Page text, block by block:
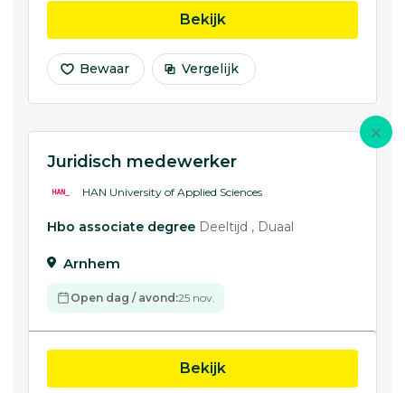
Bekijkopleiding Logistiek
Bewaar Vergelijk
Juridisch medewerker
HAN University of Applied Sciences
Hbo associate degree Deeltijd Duaal
Arnhem
Open dag / avond:25 nov.
Bekijkopleiding Juridisch